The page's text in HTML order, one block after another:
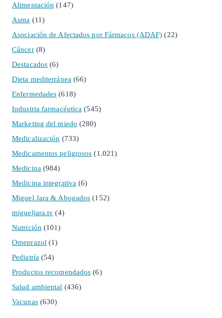
Alimentación (147)
Asma (11)
Asociación de Afectados por Fármacos (ADAF) (22)
Cáncer(8)
Destacados (6)
Dieta mediterránea (66)
Enfermedades (618)
Industria farmacéutica (545)
Marketing del miedo (280)
Medicalización (733)
Medicamentos peligrosos (1.021)
Medicina (984)
Medicina integrativa (6)
Miguel Jara & Abogados (152)
migueljara.tv (4)
Nutrición (101)
Omeprazol (1)
Pediatría (54)
Productos recomendados (6)
Salud ambiental (436)
Vacunas(630)